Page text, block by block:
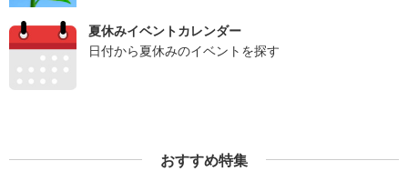
夏休みイベントカレンダー
日付から夏休みのイベントを探す
おすすめ特集